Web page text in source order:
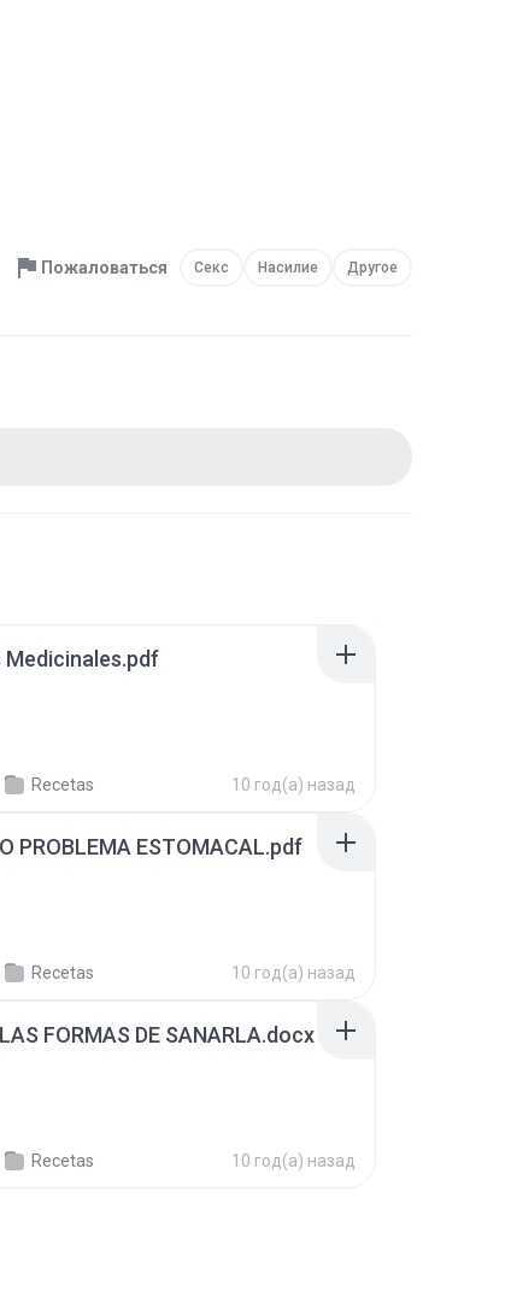
Пожаловаться Секс Насилие Другое
Recetas 10 год(а) назад
PROBLEMA ESTOMACAL.pdf
Recetas 10 год(а) назад
FORMAS DE SANARLA.docx
Recetas 10 год(а) назад